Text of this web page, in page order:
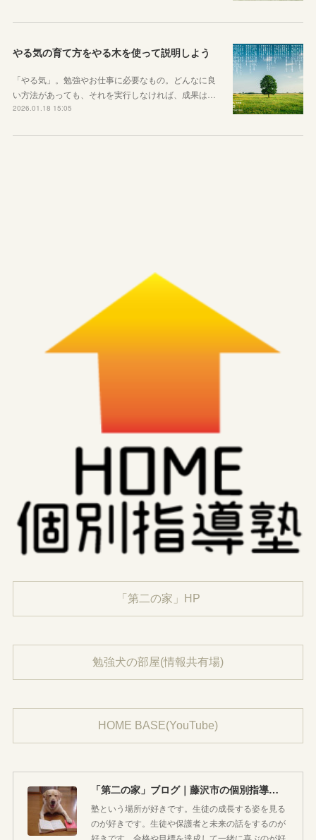
やる気の育て方をやる木を使って説明しよう
「やる気」。勉強やお仕事に必要なもの。どんなに良
い方法があっても、それを実行しなければ、成果は…
2026.01.18 15:05
「第二の家」HP
勉強犬の部屋(情報共有場)
HOME BASE(YouTube)
「第二の家」ブログ｜藤沢市の個別指導塾のお話
塾という場所が好きです。生徒の成長する姿を見る
のが好きです。生徒や保護者と未来の話をするのが
好きです。合格や目標を達成して一緒に喜ぶのが好